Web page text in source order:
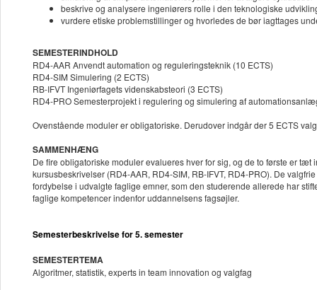
beskrive og analysere ingeniørers rolle i den teknologiske
vurdere etiske problemstillinger og hvorledes de bør iagttages
SEMESTERINDHOLD
RD4-AAR Anvendt automation og reguleringsteknik (10 ECTS)
RD4-SIM Simulering (2 ECTS)
RB-IFVT Ingeniørfagets videnskabsteori (3 ECTS)
RD4-PRO Semesterprojekt i regulering og simulering af
Ovenstående moduler er obligatoriske. Derudover indgår der 5 ECTS
SAMMENHÆNG
De fire obligatoriske moduler evalueres hver for sig, og de to første er
kursusbeskrivelser (RD4-AAR, RD4-SIM, RB-IFVT, RD4-PRO). De
fordybelse i udvalgte faglige emner, som den studerende allerede har
faglige kompetencer indenfor uddannelsens fagsøjler.
Semesterbeskrivelse for 5. semester
SEMESTERTEMA
Algoritmer, statistik, experts in team innovation og valgfag